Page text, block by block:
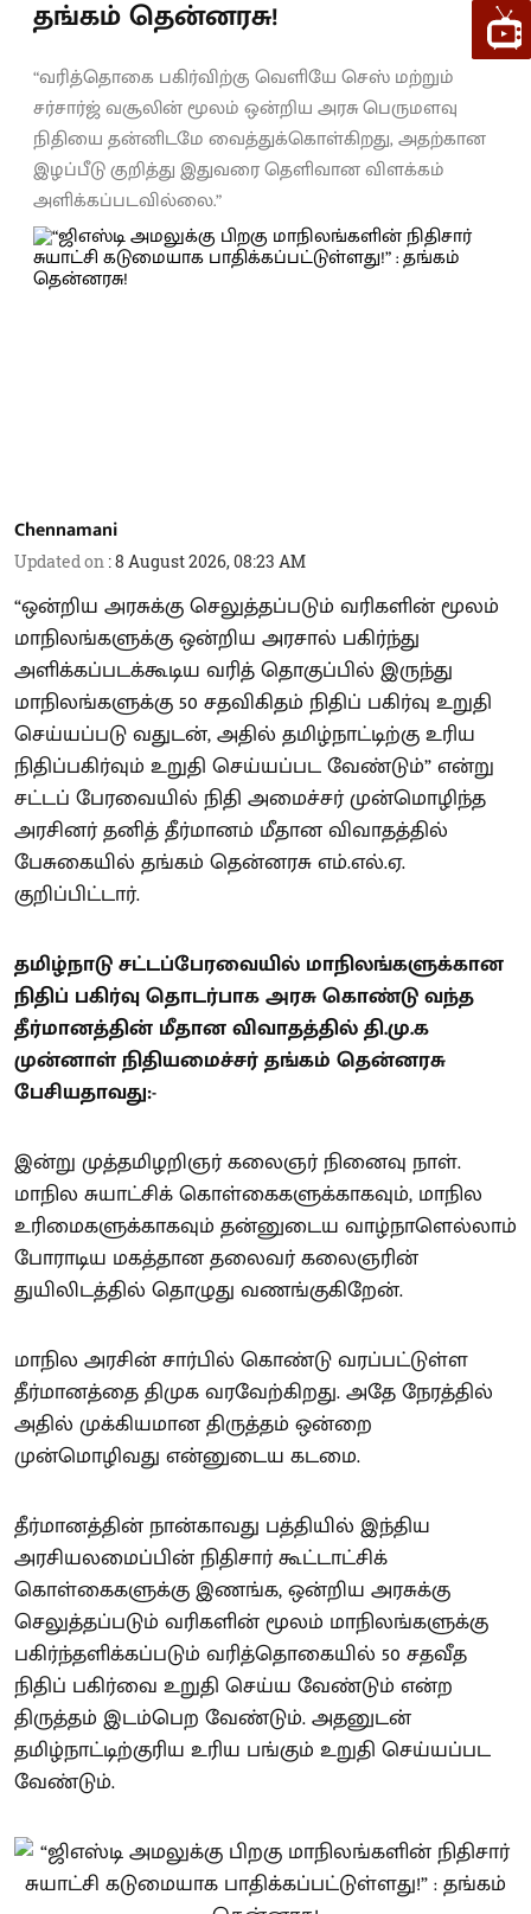
தங்கம் தென்னரசு!
“வரித்தொகை பகிர்விற்கு வெளியே செஸ் மற்றும்
சர்சார்ஜ் வசூலின் மூலம் ஒன்றிய அரசு பெருமளவு
நிதியை தன்னிடமே வைத்துக்கொள்கிறது, அதற்கான
இழப்பீடு குறித்து இதுவரை தெளிவான விளக்கம்
அளிக்கப்படவில்லை.”
Chennamani
Updated on :8 August 2026, 08:23 AM
“ஒன்றிய அரசுக்கு செலுத்தப்படும் வரிகளின் மூலம்
மாநிலங்களுக்கு ஒன்றிய அரசால் பகிர்ந்து
அளிக்கப்படக்கூடிய வரித் தொகுப்பில் இருந்து
மாநிலங்களுக்கு 50 சதவிகிதம் நிதிப் பகிர்வு உறுதி
செய்யப்படு வதுடன், அதில் தமிழ்நாட்டிற்கு உரிய
நிதிப்பகிர்வும் உறுதி செய்யப்பட வேண்டும்” என்று
சட்டப் பேரவையில் நிதி அமைச்சர் முன்மொழிந்த
அரசினர் தனித் தீர்மானம் மீதான விவாதத்தில்
பேசுகையில் தங்கம் தென்னரசு எம்.எல்.ஏ.
குறிப்பிட்டார்.
தமிழ்நாடு சட்டப்பேரவையில் மாநிலங்களுக்கான
நிதிப் பகிர்வு தொடர்பாக அரசு கொண்டு வந்த
தீர்மானத்தின் மீதான விவாதத்தில் தி.மு.க
முன்னாள் நிதியமைச்சர் தங்கம் தென்னரசு
பேசியதாவது:-
இன்று முத்தமிழறிஞர் கலைஞர் நினைவு நாள்.
மாநில சுயாட்சிக் கொள்கைகளுக்காகவும், மாநில
உரிமைகளுக்காகவும் தன்னுடைய வாழ்நாளெல்லாம்
போராடிய மகத்தான தலைவர் கலைஞரின்
துயிலிடத்தில் தொழுது வணங்குகிறேன்.
மாநில அரசின் சார்பில் கொண்டு வரப்பட்டுள்ள
தீர்மானத்தை திமுக வரவேற்கிறது. அதே நேரத்தில்
அதில் முக்கியமான திருத்தம் ஒன்றை
முன்மொழிவது என்னுடைய கடமை.
தீர்மானத்தின் நான்காவது பத்தியில் இந்திய
அரசியலமைப்பின் நிதிசார் கூட்டாட்சிக்
கொள்கைகளுக்கு இணங்க, ஒன்றிய அரசுக்கு
செலுத்தப்படும் வரிகளின் மூலம் மாநிலங்களுக்கு
பகிர்ந்தளிக்கப்படும் வரித்தொகையில் 50 சதவீத
நிதிப் பகிர்வை உறுதி செய்ய வேண்டும் என்ற
திருத்தம் இடம்பெற வேண்டும். அதனுடன்
தமிழ்நாட்டிற்குரிய உரிய பங்கும் உறுதி செய்யப்பட
வேண்டும்.